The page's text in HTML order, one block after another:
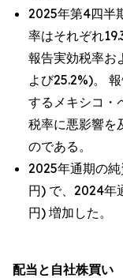
2025年第4四半
率はそれぞれ
報告実効税率お
よび25.2%)。
するメキシコ・
税率に悪影響を
のである。
2025年通期の
円) で、2024年
円) 増加した。
配当と自社株買い